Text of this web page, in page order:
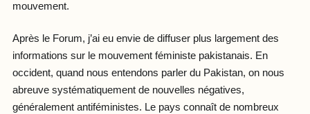
mouvement.
Après le Forum, j’ai eu envie de diffuser plus largement des
informations sur le mouvement féministe pakistanais. En
occident, quand nous entendons parler du Pakistan, on nous
abreuve systématiquement de nouvelles négatives,
généralement antiféministes. Le pays connaît de nombreux